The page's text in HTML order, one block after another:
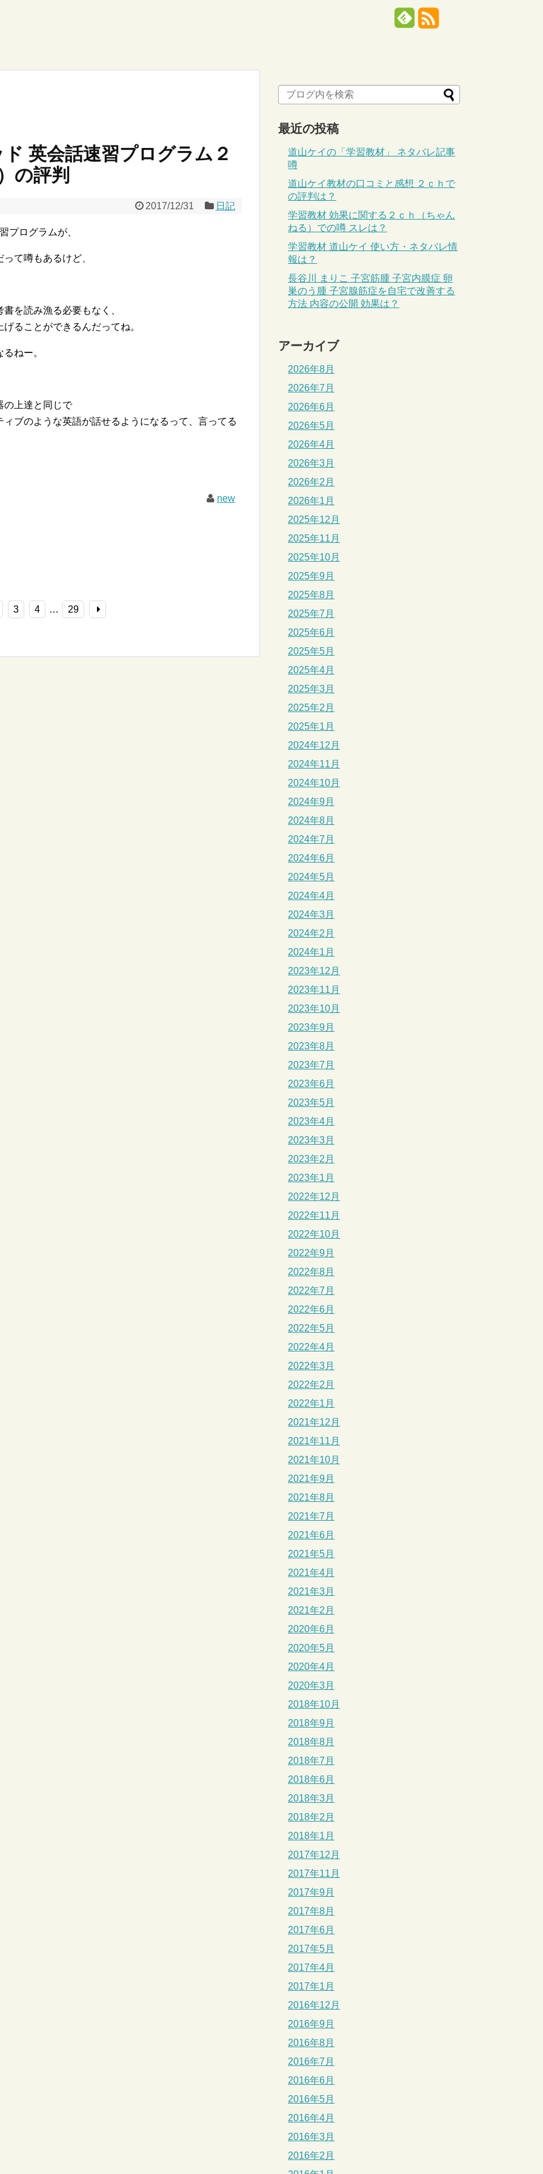
英会話速習プログラム２
の評判
2017/12/31 日記
プログラムが、
て噂もあるけど、
を読み漁る必要もなく、
ることができるんだってね。
ねー。
の上達と同じで
ブのような英語が話せるようになるって、言ってる
new
3 4 … 29
最近の投稿
道山ケイの「学習教材」 ネタバレ記事
噂
道山ケイ教材の口コミと感想 ２ｃｈで
の評判は？
学習教材 効果に関する２ｃｈ（ちゃん
ねる）での噂 スレは？
学習教材 道山ケイ 使い方・ネタバレ情
報は？
長谷川 まりこ 子宮筋腫 子宮内膜症 卵
巣のう腫 子宮腺筋症を自宅で改善する
方法 内容の公開 効果は？
アーカイブ
2026年8月
2026年7月
2026年6月
2026年5月
2026年4月
2026年3月
2026年2月
2026年1月
2025年12月
2025年11月
2025年10月
2025年9月
2025年8月
2025年7月
2025年6月
2025年5月
2025年4月
2025年3月
2025年2月
2025年1月
2024年12月
2024年11月
2024年10月
2024年9月
2024年8月
2024年7月
2024年6月
2024年5月
2024年4月
2024年3月
2024年2月
2024年1月
2023年12月
2023年11月
2023年10月
2023年9月
2023年8月
2023年7月
2023年6月
2023年5月
2023年4月
2023年3月
2023年2月
2023年1月
2022年12月
2022年11月
2022年10月
2022年9月
2022年8月
2022年7月
2022年6月
2022年5月
2022年4月
2022年3月
2022年2月
2022年1月
2021年12月
2021年11月
2021年10月
2021年9月
2021年8月
2021年7月
2021年6月
2021年5月
2021年4月
2021年3月
2021年2月
2020年6月
2020年5月
2020年4月
2020年3月
2018年10月
2018年9月
2018年8月
2018年7月
2018年6月
2018年3月
2018年2月
2018年1月
2017年12月
2017年11月
2017年9月
2017年8月
2017年6月
2017年5月
2017年4月
2017年1月
2016年12月
2016年9月
2016年8月
2016年7月
2016年6月
2016年5月
2016年4月
2016年3月
2016年2月